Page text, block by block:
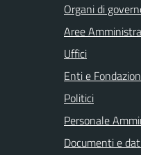
Organi di
Aree
Uffici
Enti e
Politici
Personale
Documenti e